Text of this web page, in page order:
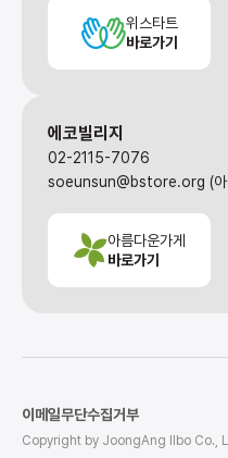
위스타트
바로가기
에코빌리지
02-2115-7076
soeunsun@bstore.org (아
아름다운가게
바로가기
이메일무단수집거부
Copyright by JoongAng Ilbo Co.,